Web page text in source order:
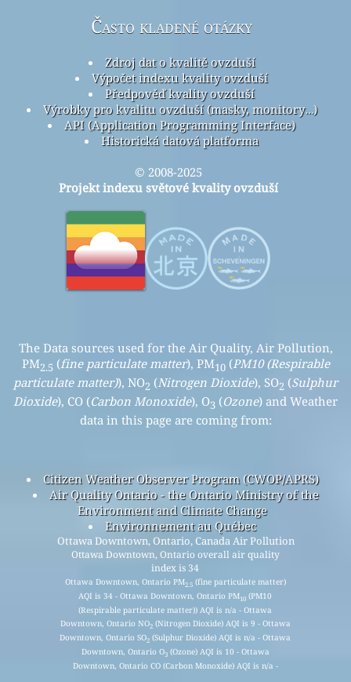
Často kladené otázky
Zdroj dat o kvalitě ovzduší
Výpočet indexu kvality ovzduší
Předpověď kvality ovzduší
Výrobky pro kvalitu ovzduší (masky, monitory…)
API (Application Programming Interface)
Historická datová platforma
© 2008-2025
Projekt indexu světové kvality ovzduší
The Data sources used for the Air Quality, Air Pollution,
PM2.5 (fine particulate matter), PM10(PM10 (Respirable
particulate matter)), NO2 (Nitrogen Dioxide), SO2 (Sulphur
Dioxide), CO (Carbon Monoxide), O3 (Ozone) and Weather
data in this page are coming from:
Citizen Weather Observer Program (CWOP/APRS)
Air Quality Ontario - the Ontario Ministry of the
Environment and Climate Change
Environnement au Québec
Ottawa Downtown, Ontario, Canada Air Pollution
Ottawa Downtown, Ontario overall air quality
index is 34
Ottawa Downtown, Ontario PM2.5(fine particulate matter)
AQI is 34 - Ottawa Downtown, Ontario PM10 (PM10
(Respirable particulate matter)) AQI is n/a - Ottawa
Downtown, Ontario NO2(Nitrogen Dioxide) AQI is 9 - Ottawa
Downtown, Ontario SO2 (Sulphur Dioxide) AQI is n/a - Ottawa
Downtown, Ontario O3(Ozone) AQI is 10 - Ottawa
Downtown, Ontario CO (Carbon Monoxide) AQI is n/a -